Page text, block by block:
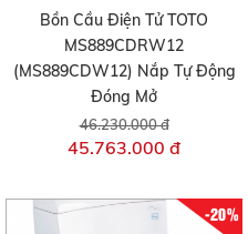
Bồn Cầu Điện Tử TOTO
MS889CDRW12
(MS889CDW12) Nắp Tự Động
Đóng Mở
46.230.000 đ
45.763.000 đ
-20%